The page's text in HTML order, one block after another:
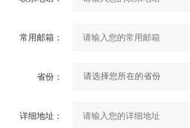
常用邮箱：
省份：
详细地址：